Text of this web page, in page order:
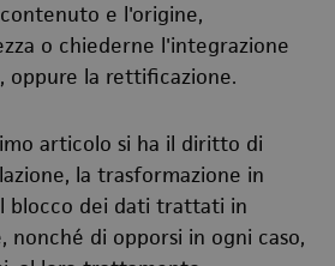
e l'origine,
o chiederne l'integrazione
oppure la rettificazione.
articolo si ha il diritto di
la trasformazione in
blocco dei dati trattati in
nonché di opporsi in ogni caso,